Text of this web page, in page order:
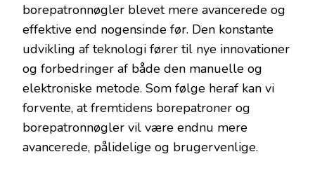
borepatronnøgler blevet mere avancerede og
effektive end nogensinde før. Den konstante
udvikling af teknologi fører til nye innovationer
og forbedringer af både den manuelle og
elektroniske metode. Som følge heraf kan vi
forvente, at fremtidens borepatroner og
borepatronnøgler vil være endnu mere
avancerede, pålidelige og brugervenlige.